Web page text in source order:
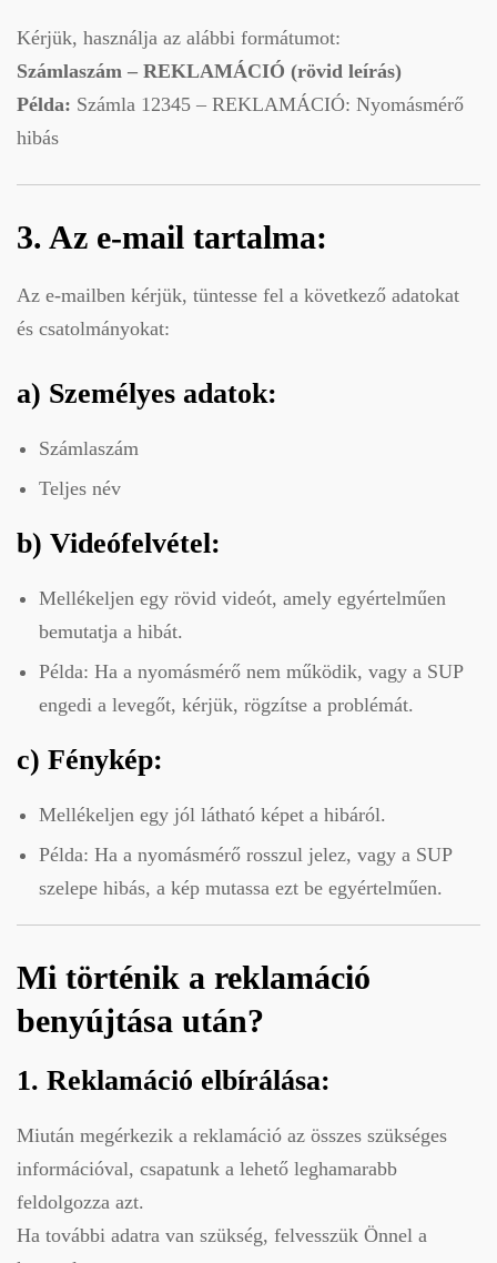
Kérjük, használja az alábbi formátumot:
Számlaszám – REKLAMÁCIÓ (rövid leírás)
Példa: Számla 12345 – REKLAMÁCIÓ: Nyomásmérő
hibás
3. Az e-mail tartalma:
Az e-mailben kérjük, tüntesse fel a következő adatokat
és csatolmányokat:
a) Személyes adatok:
Számlaszám
Teljes név
b) Videófelvétel:
Mellékeljen egy rövid videót, amely egyértelműen
bemutatja a hibát.
Példa: Ha a nyomásmérő nem működik, vagy a SUP
engedi a levegőt, kérjük, rögzítse a problémát.
c) Fénykép:
Mellékeljen egy jól látható képet a hibáról.
Példa: Ha a nyomásmérő rosszul jelez, vagy a SUP
szelepe hibás, a kép mutassa ezt be egyértelműen.
Mi történik a reklamáció
benyújtása után?
1. Reklamáció elbírálása:
Miután megérkezik a reklamáció az összes szükséges
információval, csapatunk a lehető leghamarabb
feldolgozza azt.
Ha további adatra van szükség, felvesszük Önnel a